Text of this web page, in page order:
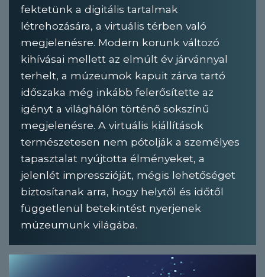
fektetünk a digitális tartalmak
létrehozására, a virtuális térben való
megjelenésre. Modern korunk változó
kihívásai mellett az elmúlt év járvánnyal
terhelt, a múzeumok kapuit zárva tartó
időszaka még inkább felerősítette az
igényt a világhálón történő sokszínű
megjelenésre. A virtuális kiállítások
természetesen nem pótolják a személyes
tapasztalat nyújtotta élményeket, a
jelenlét impresszióját, mégis lehetőséget
biztosítanak arra, hogy helytől és időtől
függetlenül betekintést nyerjenek
múzeumunk világába.